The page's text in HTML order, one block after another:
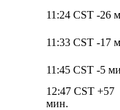
11:24 CST -26
11:33 CST -17
11:45 CST -5
12:47 CST +57
мин.